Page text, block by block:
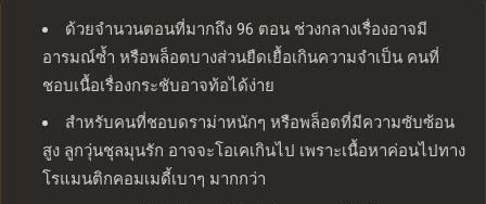
ด้วยจำนวนตอนที่มากถึง 96 ตอน ช่วงกลางเรื่องอาจมี
อารมณ์ซ้ำ หรือพล็อตบางส่วนยืดเยื้อเกินความจำเป็น คนที่
ชอบเนื้อเรื่องกระชับอาจท้อได้ง่าย
สำหรับคนที่ชอบดราม่าหนักๆ หรือพล็อตที่มีความซับซ้อน
สูง ลูกวุ่นชุลมุนรัก อาจจะโอเคเกินไป เพราะเนื้อหาค่อนไปทาง
โรแมนติกคอมเมดี้เบาๆ มากกว่า